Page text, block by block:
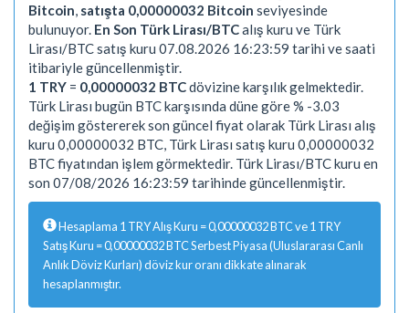
Bitcoin satışta 0,00000032 Bitcoin seviyesinde
bulunuyor. En Son Türk Lirası/BTCalış kuru ve Türk
Lirası/BTC satış kuru 07.08.2026 16:23:59 tarihi ve saati
itibariyle güncellenmiştir.
1 TRY = 0,00000032 BTCdövizine karşılık gelmektedir.
Türk Lirası bugün BTC karşısında düne göre % -3.03
değişim göstererek son güncel fiyat olarak Türk Lirası alış
kuru 0,00000032 BTC, Türk Lirası satış kuru 0,00000032
BTC fiyatından işlem görmektedir. Türk Lirası/BTC kuru en
son 07/08/2026 16:23:59 tarihinde güncellenmiştir.
Hesaplama 1 TRY Alış Kuru = 0,00000032 BTC ve 1 TRY
Satış Kuru = 0,00000032 BTC Serbest Piyasa (Uluslararası Canlı
Anlık Döviz Kurları) döviz kur oranı dikkate alınarak
hesaplanmıştır.